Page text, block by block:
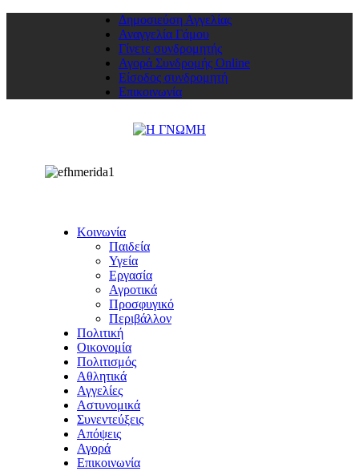
Δημοσιεύση Αγγελίας
Αναγγελία Γάμου
Γίνετε συνδρομητής
Αγορά Συνδρομής Online
Είσοδος συνδρομητή
Επικοινωνία
Κοινωνία
Παιδεία
Υγεία
Εργασία
Αγροτικά
Προσφυγικό
Περιβάλλον
Πολιτική
Οικονομία
Πολιτισμός
Αθλητικά
Αγγελίες
Αστυνομικά
Συνεντεύξεις
Απόψεις
Αγορά
Επικοινωνία